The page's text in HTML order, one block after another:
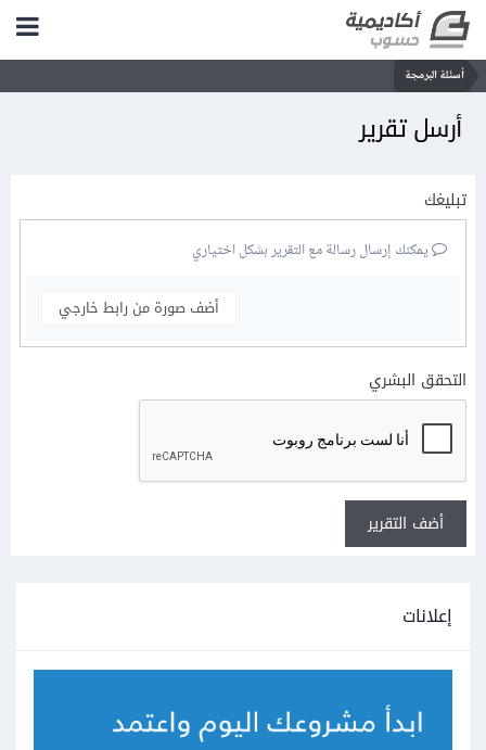
أسئلة البرمجة
أرسل تقرير
تبليغك
يمكنك إرسال رسالة مع التقرير بشكل اختياري
أضف صورة من رابط خارجي
التحقق البشري
أضف التقرير
إعلانات